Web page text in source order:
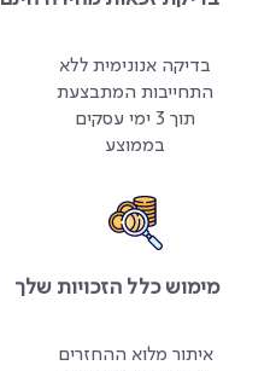
בדיקה אנונימית ללא
התחייבות המתבצעת
תוך 3 ימי עסקים
בממוצע
מימוש כלל הזכויות שלך
איתור מלוא ההחזרים